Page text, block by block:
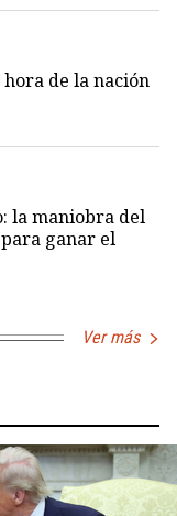
de la nación
la maniobra del
ganar el
Ver más